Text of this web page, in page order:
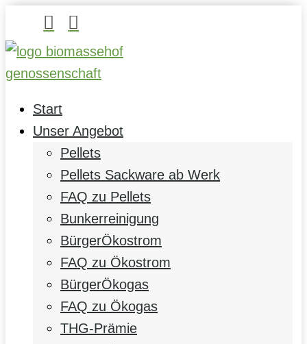
 
Start
Unser Angebot
Pellets
Pellets Sackware ab Werk
FAQ zu Pellets
Bunkerreinigung
BürgerÖkostrom
FAQ zu Ökostrom
BürgerÖkogas
FAQ zu Ökogas
THG-Prämie